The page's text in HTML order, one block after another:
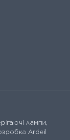
лампи,
Ardeil